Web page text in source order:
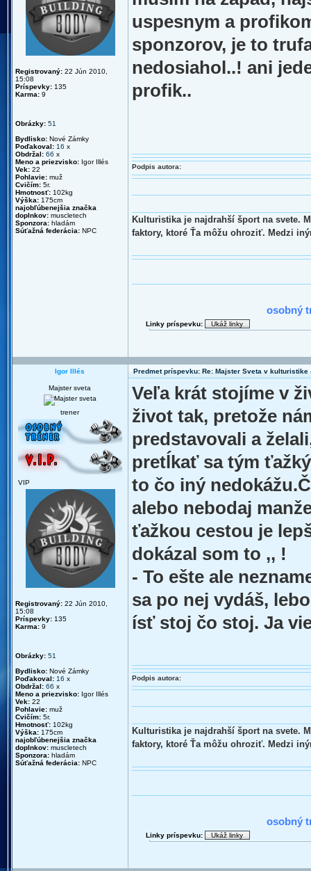
Registrovaný: 22 Jún 2010,
15:08
Príspevky: 135
Karma: 9
Obrázky: 51
Bydlisko: Nové Zámky
Poďakoval: 16 x
Obdržal: 66 x
Meno a priezvisko: Igor Illés
Vek: 22
Pohlavie: muž
Cvičím: 5r.
Hmotnosť: 102kg
Výška: 175cm
najobľúbenejšia značka
doplnkov: muscletech
Sponzora: hladám
Súťažná federácia: NPC
uspesnym a
sponzorov, je to
nedosiahol..! ani
profik..
Podpis autora:
Kulturistika je najdrahší šport na svete.
faktory, ktoré Ťa môžu ohroziť. Medzi
osobný
Linky príspevku:
Igor Illés Predmet príspevku: Re: Majster Sveta v kulturistike
Majster sveta
trener
VIP
Registrovaný: 22 Jún 2010,
15:08
Príspevky: 135
Karma: 9
Obrázky: 51
Bydlisko: Nové Zámky
Poďakoval: 16 x
Obdržal: 66 x
Meno a priezvisko: Igor Illés
Vek: 22
Pohlavie: muž
Cvičím: 5r.
Hmotnosť: 102kg
Výška: 175cm
najobľúbenejšia značka
doplnkov: muscletech
Sponzora: hladám
Súťažná federácia: NPC
Veľa krát stojíme v
život tak, pretože
predstavovali a
pretĺkať sa tým
to čo iný
alebo nebodaj
ťažkou cestou je
dokázal som to ,, !
- To ešte ale
sa po nej vydáš,
ísť stoj čo stoj. Ja
Podpis autora:
Kulturistika je najdrahší šport na svete.
faktory, ktoré Ťa môžu ohroziť. Medzi
osobný
Linky príspevku: